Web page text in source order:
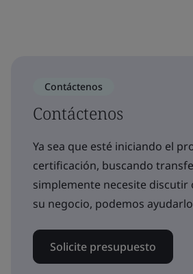
Contáctenos
Contáctenos
Ya sea que esté iniciando el
certificación, buscando
simplemente necesite discutir
su negocio, podemos
Solicite presupuesto